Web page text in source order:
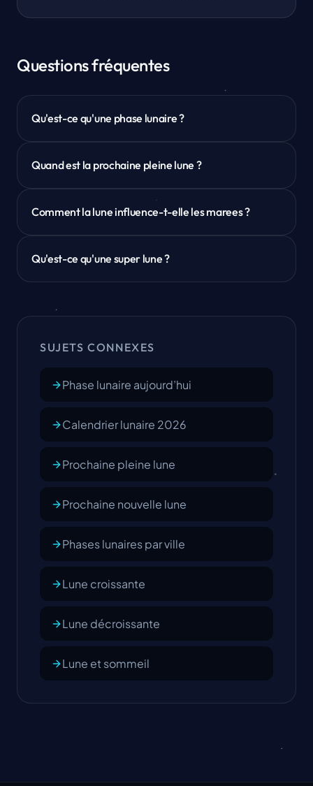
Questions fréquentes
Qu'est-ce qu'une phase lunaire ?
Quand est la prochaine pleine lune ?
Comment la lune influence-t-elle les marees ?
Qu'est-ce qu'une super lune ?
SUJETS CONNEXES
Phase lunaire aujourd’hui
Calendrier lunaire 2026
Prochaine pleine lune
Prochaine nouvelle lune
Phases lunaires par ville
Lune croissante
Lune décroissante
Lune et sommeil